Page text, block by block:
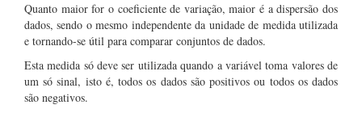
Quanto maior for o coeficiente de variação, maior é a dispersão dos
dados, sendo o mesmo independente da unidade de medida utilizada
e tornando-se útil para comparar conjuntos de dados.
Esta medida só deve ser utilizada quando a variável toma valores de
um só sinal, isto é, todos os dados são positivos ou todos os dados
são negativos.